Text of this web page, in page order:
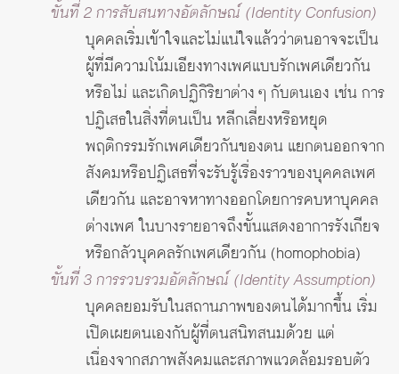
ขั้นที่ 2 การสับสนทางอัตลักษณ์ (Identity Confusion)
บุคคลเริ่มเข้าใจและไม่แน่ใจแล้วว่าตนอาจจะเป็น
ผู้ที่มีความโน้มเอียงทางเพศแบบรักเพศเดียวกัน
หรือไม่ และเกิดปฏิกิริยาต่าง ๆ กับตนเอง เช่น การ
ปฏิเสธในสิ่งที่ตนเป็น หลีกเลี่ยงหรือหยุด
พฤติกรรมรักเพศเดียวกันของตน แยกตนออกจาก
สังคมหรือปฏิเสธที่จะรับรู้เรื่องราวของบุคคลเพศ
เดียวกัน และอาจหาทางออกโดยการคบหาบุคคล
ต่างเพศ ในบางรายอาจถึงขั้นแสดงอาการรังเกียจ
หรือกลัวบุคคลรักเพศเดียวกัน (homophobia)
ขั้นที่ 3 การรวบรวมอัตลักษณ์ (Identity Assumption)
บุคคลยอมรับในสถานภาพของตนได้มากขึ้น เริ่ม
เปิดเผยตนเองกับผู้ที่ตนสนิทสนมด้วย แต่
เนื่องจากสภาพสังคมและสภาพแวดล้อมรอบตัว